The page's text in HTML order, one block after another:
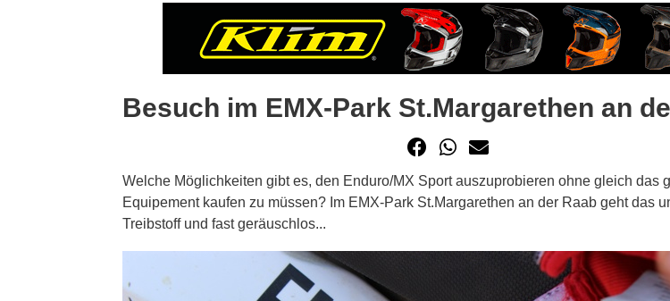
Besuch im EMX-Park St.Margarethen an
Welche Möglichkeiten gibt es, den Enduro/MX Sport auszuprobieren ohne gleich das
Equipement kaufen zu müssen? Im EMX-Park St.Margarethen an der Raab geht das
Treibstoff und fast geräuschlos...